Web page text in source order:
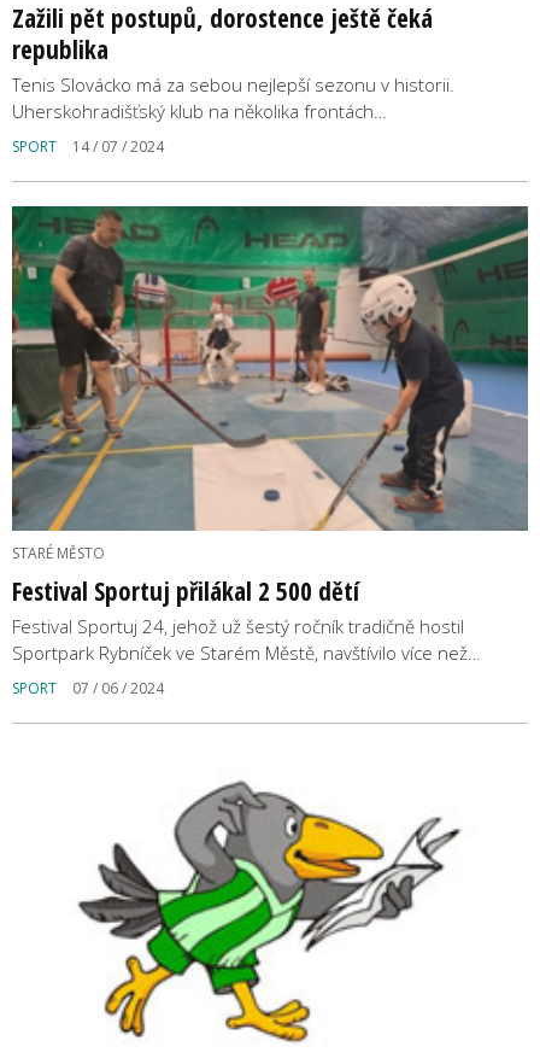
Zažili pět postupů, dorostence ještě čeká
republika
Tenis Slovácko má za sebou nejlepší sezonu v historii.
Uherskohradišťský klub na několika frontách…
SPORT 14 / 07 / 2024
STARÉ MĚSTO
Festival Sportuj přilákal 2 500 dětí
Festival Sportuj 24, jehož už šestý ročník tradičně hostil
Sportpark Rybníček ve Starém Městě, navštívilo více než…
SPORT 07 / 06 / 2024